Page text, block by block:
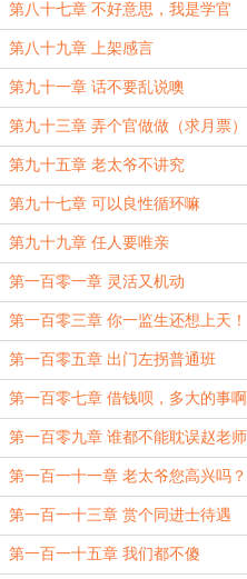
第八十七章 不好意思，我是学官
第八十九章 上架感言
第九十一章 话不要乱说噢
第九十三章 弄个官做做（求月票）
第九十五章 老太爷不讲究
第九十七章 可以良性循环嘛
第九十九章 任人要唯亲
第一百零一章 灵活又机动
第一百零三章 你一监生还想上天！
第一百零五章 出门左拐普通班
第一百零七章 借钱呗，多大的事啊
第一百零九章 谁都不能耽误赵老师
第一百一十一章 老太爷您高兴吗？
第一百一十三章 赏个同进士待遇
第一百一十五章 我们都不傻